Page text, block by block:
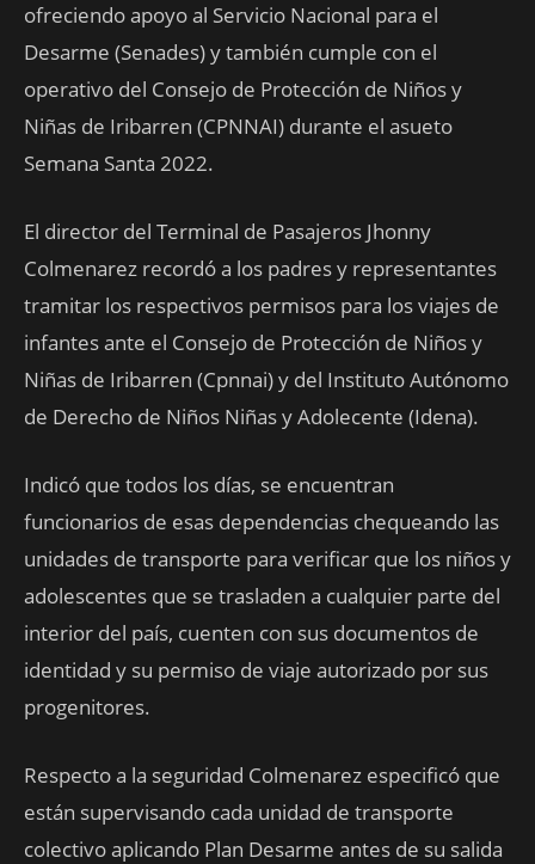
ofreciendo apoyo al Servicio Nacional para el
Desarme (Senades) y también cumple con el
operativo del Consejo de Protección de Niños y
Niñas de Iribarren (CPNNAI) durante el asueto
Semana Santa 2022.
El director del Terminal de Pasajeros Jhonny
Colmenarez recordó a los padres y representantes
tramitar los respectivos permisos para los viajes de
infantes ante el Consejo de Protección de Niños y
Niñas de Iribarren (Cpnnai) y del Instituto Autónomo
de Derecho de Niños Niñas y Adolecente (Idena).
Indicó que todos los días, se encuentran
funcionarios de esas dependencias chequeando las
unidades de transporte para verificar que los niños y
adolescentes que se trasladen a cualquier parte del
interior del país, cuenten con sus documentos de
identidad y su permiso de viaje autorizado por sus
progenitores.
Respecto a la seguridad Colmenarez especificó que
están supervisando cada unidad de transporte
colectivo aplicando Plan Desarme antes de su salida